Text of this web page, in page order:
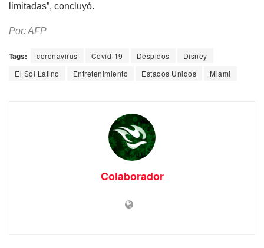
limitadas”, concluyó.
Por: AFP
Tags: coronavirus Covid-19 Despidos
Disney
El Sol Latino
Entretenimiento Estados Unidos Miami
Colaborador